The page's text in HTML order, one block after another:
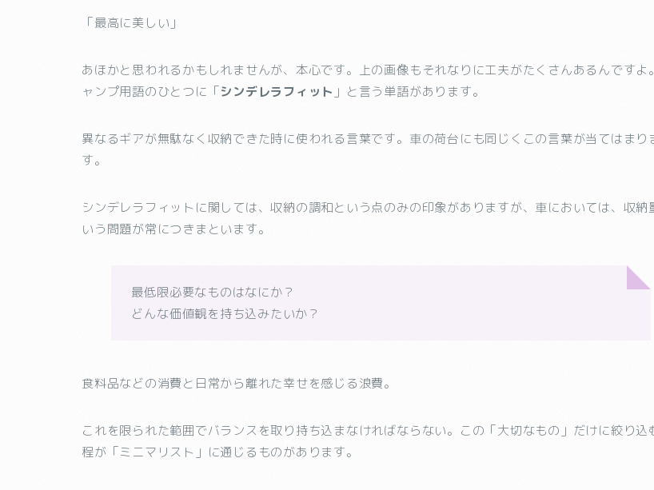
「最高に美しい」
あほかと思われるかもしれませんが、本心です。上の画像もそれなりに工夫がたくさんあるんですよ
ャンプ用語のひとつに「シンデレラフィット 」と言う単語があります。
異なるギアが無駄なく収納できた時に使われる言葉です。車の荷台にも同じくこの言葉が当てはまり
す。
シンデレラフィットに関しては、収納の調和という点のみの印象がありますが、車においては、収納
いう問題が常につきまといます。
最低限必要なものはなにか？
どんな価値観を持ち込みたいか？
食料品などの消費と日常から離れた幸せを感じる浪費。
これを限られた範囲でバランスを取り持ち込まなければならない。この「大切なもの」だけに絞り込
程が「ミニマリスト」に通じるものがあります。